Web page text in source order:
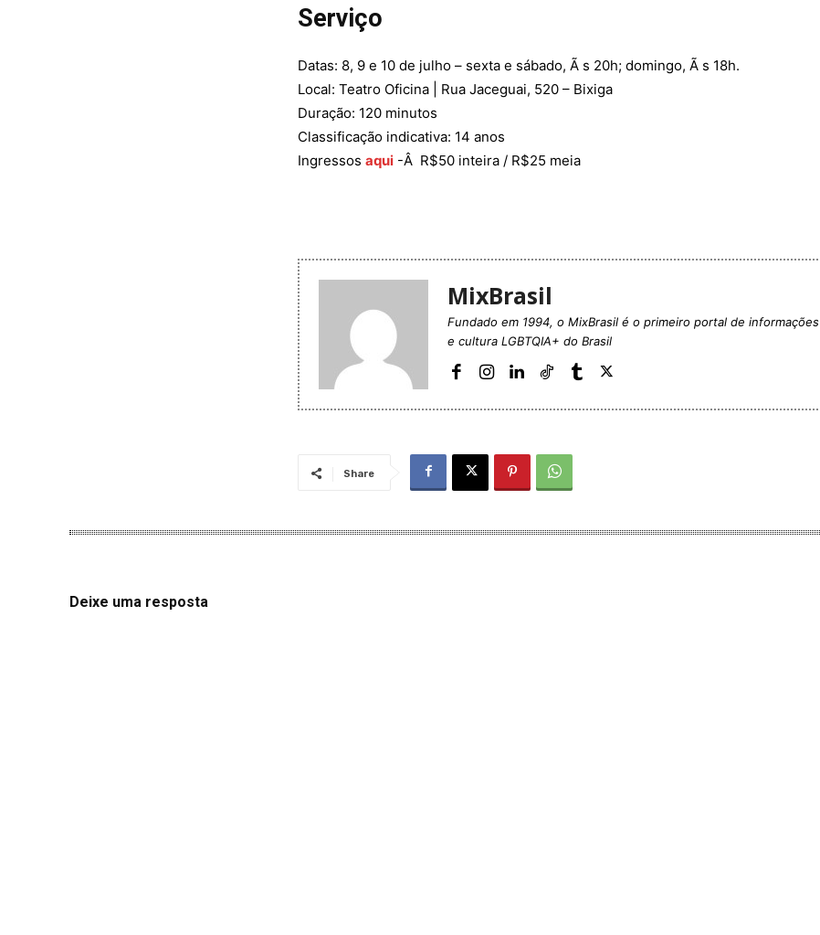
Serviço
Datas: 8, 9 e 10 de julho – sexta e sábado, Ã s 20h; domingo, Ã s 18h.
Local: Teatro Oficina | Rua Jaceguai, 520 – Bixiga
Duração: 120 minutos
Classificação indicativa: 14 anos
Ingressos aqui -Â R$50 inteira / R$25 meia
MixBrasil
Fundado em 1994, o MixBrasil é o primeiro portal de informações
e cultura LGBTQIA+ do Brasil
Share
Deixe uma resposta